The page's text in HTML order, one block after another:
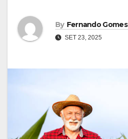
By Fernando Gomes
SET 23, 2025